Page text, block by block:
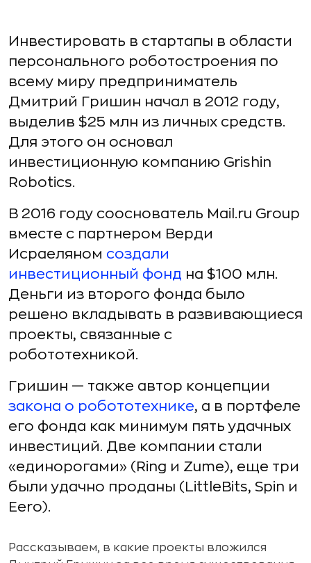
Инвестировать в стартапы в области
персонального роботостроения по
всему миру предприниматель
Дмитрий Гришин начал в 2012 году,
выделив $25 млн из личных средств.
Для этого он основал
инвестиционную компанию Grishin
Robotics.
В 2016 году сооснователь Mail.ru Group
вместе с партнером Верди
Исраеляном создали
инвестиционный фонд на $100 млн.
Деньги из второго фонда было
решено вкладывать в развивающиеся
проекты, связанные с
робототехникой.
Гришин — также автор концепции
закона о робототехнике, а в портфеле
его фонда как минимум пять удачных
инвестиций. Две компании стали
«единорогами» (Ring и Zume), еще три
были удачно проданы (LittleBits, Spin и
Eero).
Рассказываем, в какие проекты вложился